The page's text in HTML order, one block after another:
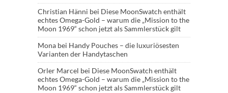
Christian Hänni bei Diese MoonSwatch enthält
echtes Omega-Gold – warum die „Mission to the
Moon 1969“ schon jetzt als Sammlerstück gilt
Mona bei Handy Pouches – die luxuriösesten
Varianten der Handytaschen
Orler Marcel bei Diese MoonSwatch enthält
echtes Omega-Gold – warum die „Mission to the
Moon 1969“ schon jetzt als Sammlerstück gilt